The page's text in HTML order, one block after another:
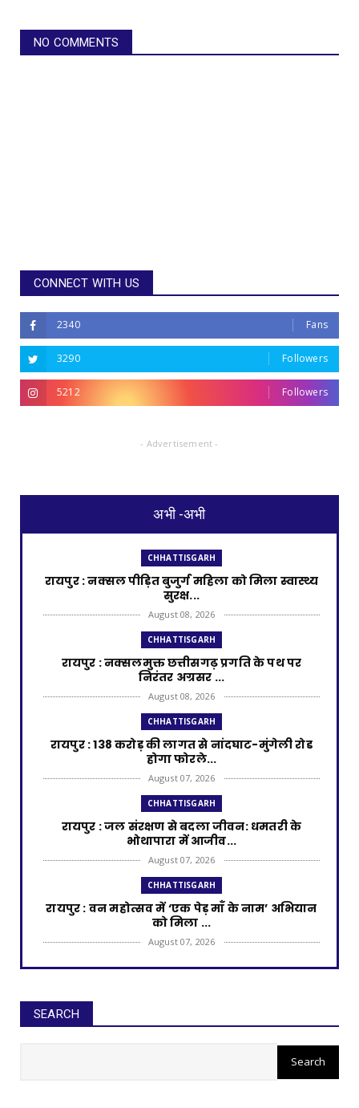
NO COMMENTS
CONNECT WITH US
2340 Fans
3290 Followers
5212 Followers
- Advertisement -
अभी -अभी
CHHATTISGARH
रायपुर : नक्सल पीड़ित बुजुर्ग महिला को मिला स्वास्थ्य
सुरक्ष...
August 08, 2026
CHHATTISGARH
रायपुर : नक्सलमुक्त छत्तीसगढ़ प्रगति के पथ पर
निरंतर अग्रसर ...
August 08, 2026
CHHATTISGARH
रायपुर : 138 करोड़ की लागत से नांदघाट-मुंगेली रोड
होगा फोरले...
August 07, 2026
CHHATTISGARH
रायपुर : जल संरक्षण से बदला जीवन: धमतरी के
भोथापारा में आजीव...
August 07, 2026
CHHATTISGARH
रायपुर : वन महोत्सव में ‘एक पेड़ माँ के नाम’ अभियान
को मिला ...
August 07, 2026
CHHATTISGARH
August 07, 2026
SEARCH
रायपुर : मुख्यमंत्री साय 14 नवंबर को